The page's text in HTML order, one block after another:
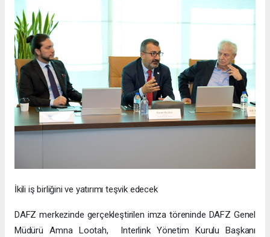
İkili iş birliğini ve yatırımı teşvik edecek
DAFZ merkezinde gerçekleştirilen imza töreninde DAFZ Genel
Müdürü Amna Lootah, Interlink Yönetim Kurulu Başkanı